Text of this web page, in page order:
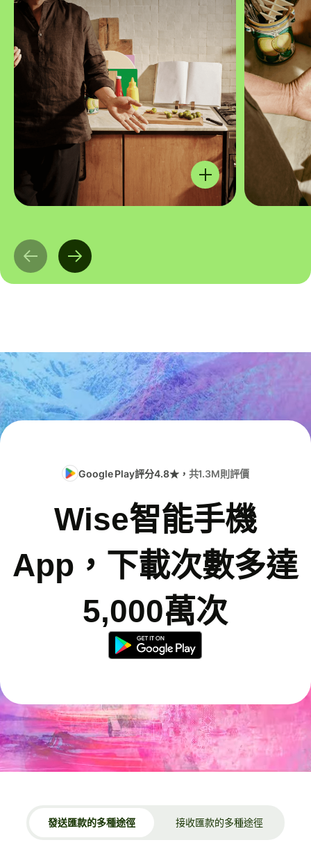
Google Play評分4.8★， 共1.3M則評價
Wise智能手機
App，下載次數多達
5,000萬次
發送匯款的多種途徑 接收匯款的多種途徑